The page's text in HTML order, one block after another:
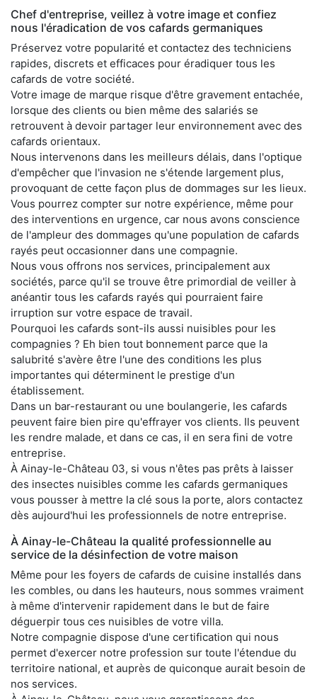
Chef d'entreprise, veillez à votre image et confiez
nous l'éradication de vos cafards germaniques
Préservez votre popularité et contactez des techniciens
rapides, discrets et efficaces pour éradiquer tous les
cafards de votre société.
Votre image de marque risque d'être gravement entachée,
lorsque des clients ou bien même des salariés se
retrouvent à devoir partager leur environnement avec des
cafards orientaux.
Nous intervenons dans les meilleurs délais, dans l'optique
d'empêcher que l'invasion ne s'étende largement plus,
provoquant de cette façon plus de dommages sur les lieux.
Vous pourrez compter sur notre expérience, même pour
des interventions en urgence, car nous avons conscience
de l'ampleur des dommages qu'une population de cafards
rayés peut occasionner dans une compagnie.
Nous vous offrons nos services, principalement aux
sociétés, parce qu'il se trouve être primordial de veiller à
anéantir tous les cafards rayés qui pourraient faire
irruption sur votre espace de travail.
Pourquoi les cafards sont-ils aussi nuisibles pour les
compagnies ? Eh bien tout bonnement parce que la
salubrité s'avère être l'une des conditions les plus
importantes qui déterminent le prestige d'un
établissement.
Dans un bar-restaurant ou une boulangerie, les cafards
peuvent faire bien pire qu'effrayer vos clients. Ils peuvent
les rendre malade, et dans ce cas, il en sera fini de votre
entreprise.
À Ainay-le-Château 03, si vous n'êtes pas prêts à laisser
des insectes nuisibles comme les cafards germaniques
vous pousser à mettre la clé sous la porte, alors contactez
dès aujourd'hui les professionnels de notre entreprise.
À Ainay-le-Château la qualité professionnelle au
service de la désinfection de votre maison
Même pour les foyers de cafards de cuisine installés dans
les combles, ou dans les hauteurs, nous sommes vraiment
à même d'intervenir rapidement dans le but de faire
déguerpir tous ces nuisibles de votre villa.
Notre compagnie dispose d'une certification qui nous
permet d'exercer notre profession sur toute l'étendue du
territoire national, et auprès de quiconque aurait besoin de
nos services.